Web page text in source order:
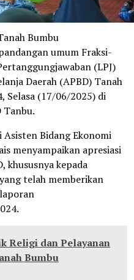
Bumbu
umum Fraksi-
(LPJ)
Daerah (APBD) Tanah
Selasa (17/06/2025) di
Tanbu.
Bidang Ekonomi
menyampaikan apresiasi
khususnya kepada
telah memberikan
Religi dan Pelayanan
Bumbu